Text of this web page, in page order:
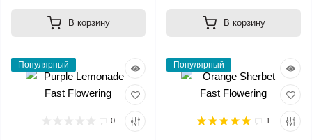
В корзину В корзину
Популярный
0
Популярный
1